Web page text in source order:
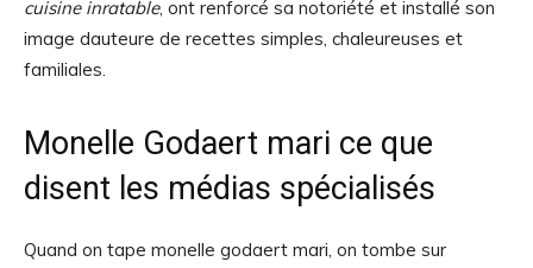
cuisine inratable, ont renforcé sa notoriété et installé son
image dauteure de recettes simples, chaleureuses et
familiales.
Monelle Godaert mari ce que
disent les médias spécialisés
Quand on tape monelle godaert mari, on tombe sur